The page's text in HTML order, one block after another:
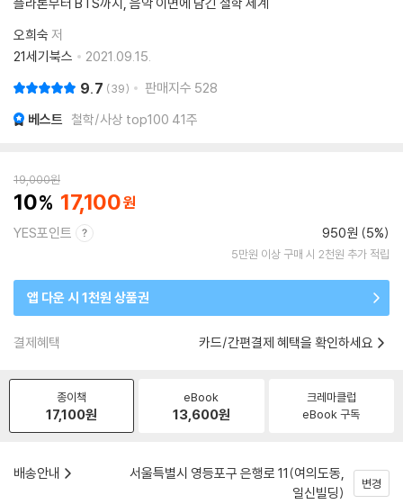
오희숙 저
21세기북스
2021.09.15.
9.7 39 판매지수 528
베스트 철학/사상 top100 41주
19,000원
10 17,100
YES포인트 950원 (5%)
5만원 이상 구매 시 2천원 추가 적립
앱 다운 시 1천원 상품권
결제혜택 카드/간편결제 혜택을 확인하세요
종이책
17,100원
eBook
13,600원
크레마클럽
eBook 구독
배송안내
서울특별시 영등포구 은행로 11(여의도동,
일신빌딩)
변경